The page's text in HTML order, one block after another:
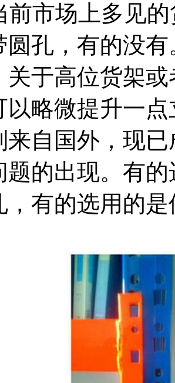
市场上多见的
圆孔，有的没
关于高位货架
以略微提升一
来自国外，现
题的出现。有
，有的选用的